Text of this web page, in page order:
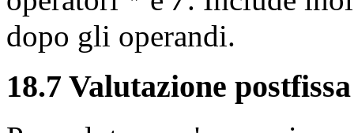
dopo gli operandi.
18.7 Valutazione postfissa